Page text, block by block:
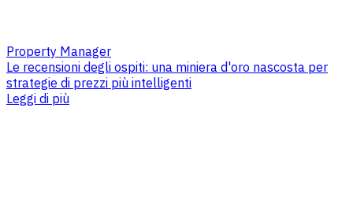
Property Manager
Le recensioni degli ospiti: una miniera d'oro nascosta per
strategie di prezzi più intelligenti
Leggi di più